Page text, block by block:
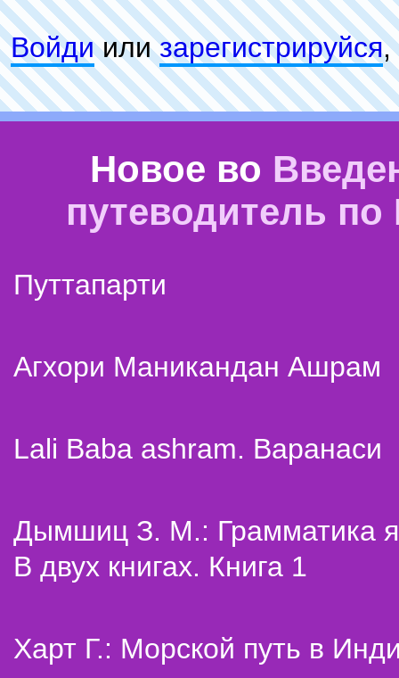
Войдиилизарeгиcтpируйся,
Новое во
путеводитель
Путтапарти
Агхори Маникандан Ашрам
Lali Baba ashram. Варанаси
Дымшиц З. М.: Грамматика
В двух книгах. Книга 1
Харт Г.: Морской путь в